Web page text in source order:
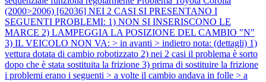
(2000>2006) [62036] NEI 2 CASI SI PRESENTANO I
SEGUENTI PROBLEMI: 1) NON SI INSERISCONO LE
MARCE 2) LAMPEGGIA LA POSIZIONE DEL CAMBIO "N"
3) IL VEICOLO NON VA: > in avanti > indietro nota: (dettagli) 1)
vettura dotata di cambio robotizzato 2) nei 2 casi il problema è sorto
dopo che è stata sostituita la frizione 3) prima di sostituire la frizione
i problemi erano i seguenti > a volte il cambio andava in folle > a